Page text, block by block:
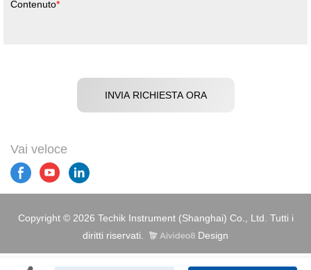
Contenuto
INVIA RICHIESTA ORA
Vai veloce
Copyright © 2026 Techik Instrument (Shanghai) Co., Ltd. Tutti i
diritti riservati.
Design